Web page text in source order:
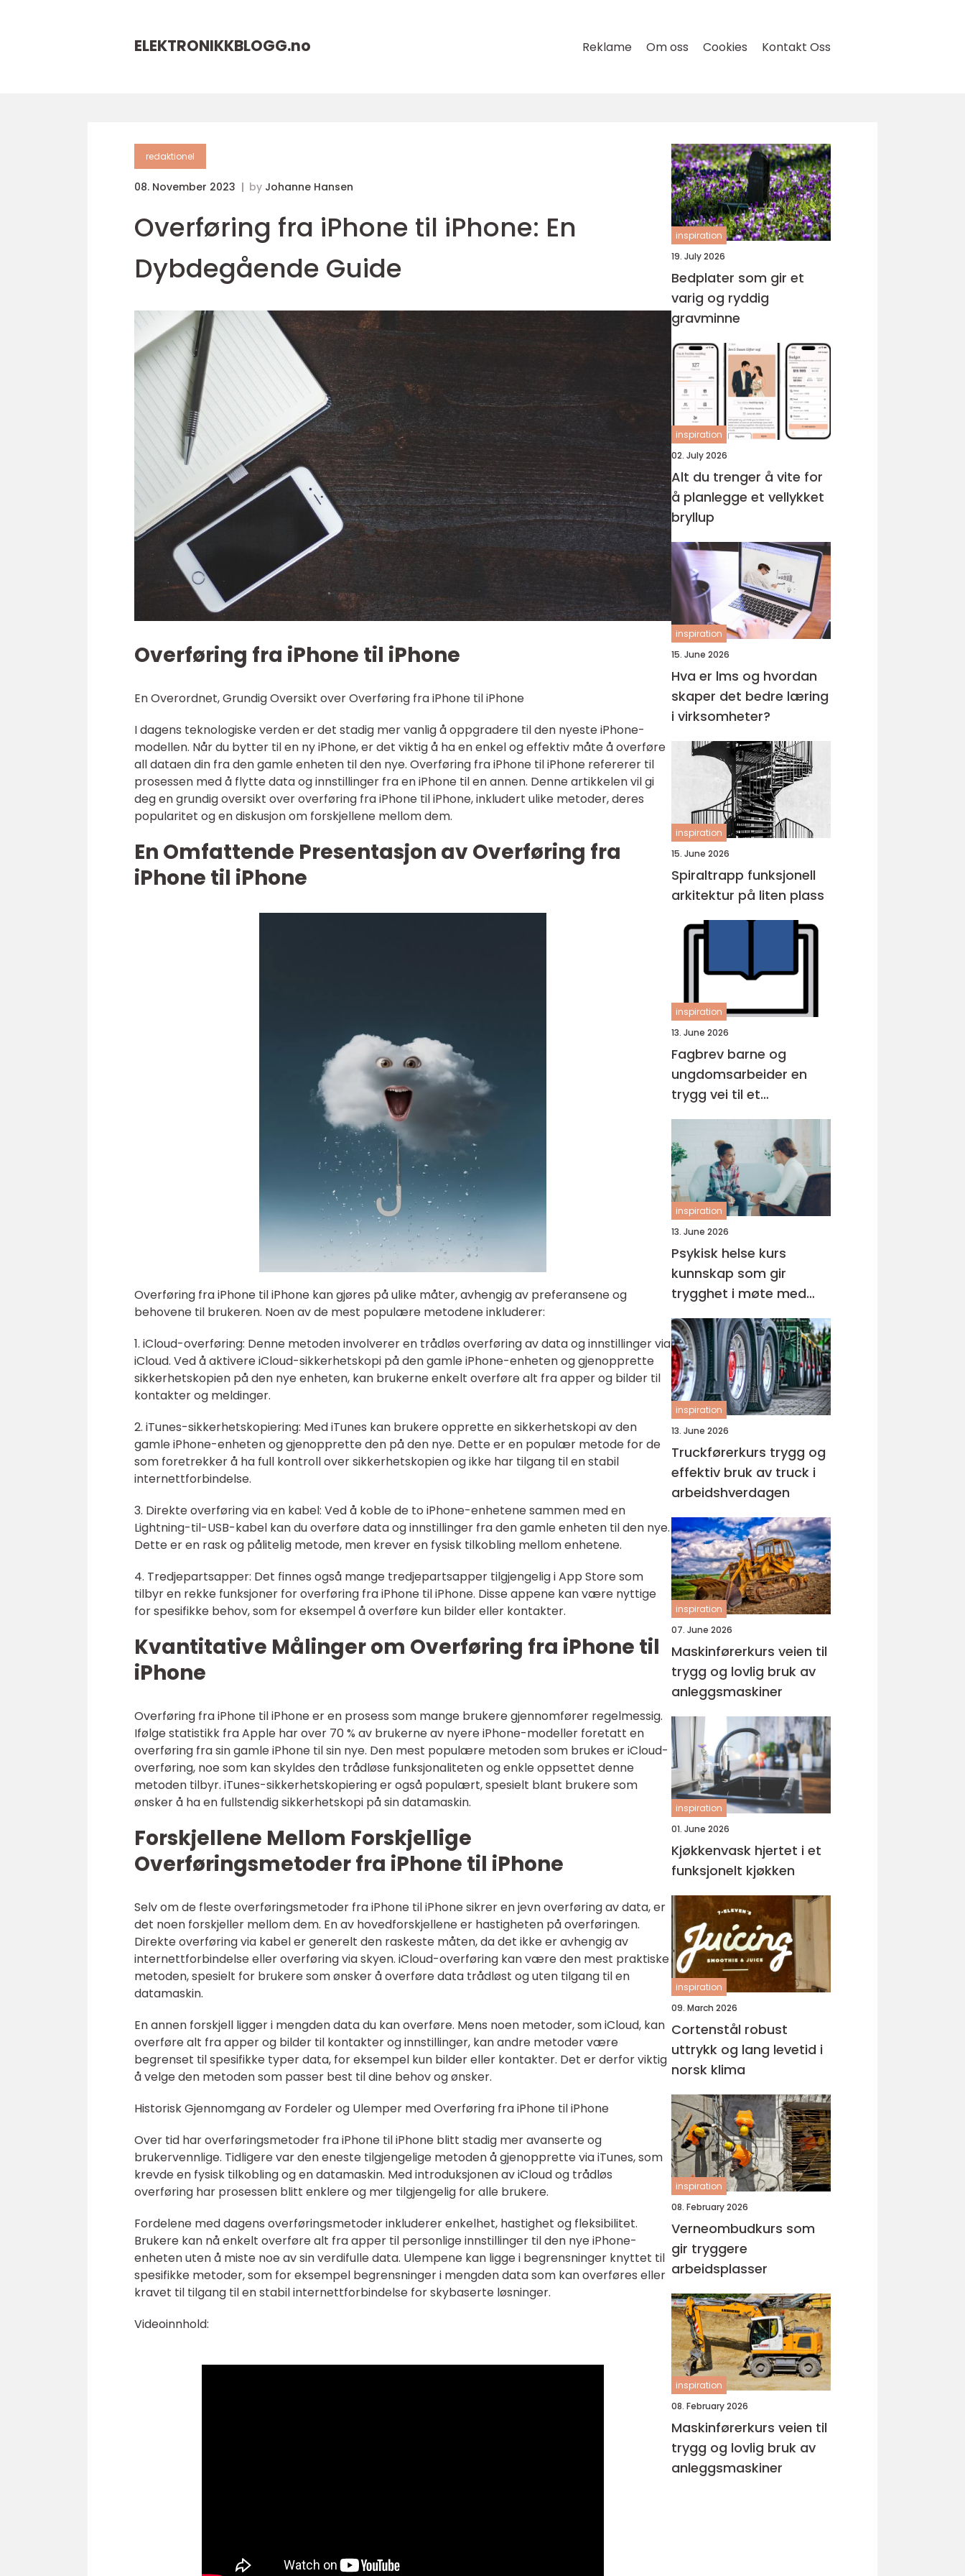
ELEKTRONIKKBLOGG.no Reklame Om oss Cookies Kontakt Oss
redaktionel
08. November 2023 by Johanne Hansen
Overføring fra iPhone til iPhone: En
Dybdegående Guide
Overføring fra iPhone til iPhone
En Overordnet, Grundig Oversikt over Overføring fra iPhone til iPhone
I dagens teknologiske verden er det stadig mer vanlig å oppgradere til den nyeste iPhone-
modellen. Når du bytter til en ny iPhone, er det viktig å ha en enkel og effektiv måte å overføre
all dataen din fra den gamle enheten til den nye. Overføring fra iPhone til iPhone refererer til
prosessen med å flytte data og innstillinger fra en iPhone til en annen. Denne artikkelen vil gi
deg en grundig oversikt over overføring fra iPhone til iPhone, inkludert ulike metoder, deres
popularitet og en diskusjon om forskjellene mellom dem.
En Omfattende Presentasjon av Overføring fra
iPhone til iPhone
Overføring fra iPhone til iPhone kan gjøres på ulike måter, avhengig av preferansene og
behovene til brukeren. Noen av de mest populære metodene inkluderer:
1. iCloud-overføring: Denne metoden involverer en trådløs overføring av data og innstillinger via
iCloud. Ved å aktivere iCloud-sikkerhetskopi på den gamle iPhone-enheten og gjenopprette
sikkerhetskopien på den nye enheten, kan brukerne enkelt overføre alt fra apper og bilder til
kontakter og meldinger.
2. iTunes-sikkerhetskopiering: Med iTunes kan brukere opprette en sikkerhetskopi av den
gamle iPhone-enheten og gjenopprette den på den nye. Dette er en populær metode for de
som foretrekker å ha full kontroll over sikkerhetskopien og ikke har tilgang til en stabil
internettforbindelse.
3. Direkte overføring via en kabel: Ved å koble de to iPhone-enhetene sammen med en
Lightning-til-USB-kabel kan du overføre data og innstillinger fra den gamle enheten til den nye.
Dette er en rask og pålitelig metode, men krever en fysisk tilkobling mellom enhetene.
4. Tredjepartsapper: Det finnes også mange tredjepartsapper tilgjengelig i App Store som
tilbyr en rekke funksjoner for overføring fra iPhone til iPhone. Disse appene kan være nyttige
for spesifikke behov, som for eksempel å overføre kun bilder eller kontakter.
Kvantitative Målinger om Overføring fra iPhone til
iPhone
Overføring fra iPhone til iPhone er en prosess som mange brukere gjennomfører regelmessig.
Ifølge statistikk fra Apple har over 70 % av brukerne av nyere iPhone-modeller foretatt en
overføring fra sin gamle iPhone til sin nye. Den mest populære metoden som brukes er iCloud-
overføring, noe som kan skyldes den trådløse funksjonaliteten og enkle oppsettet denne
metoden tilbyr. iTunes-sikkerhetskopiering er også populært, spesielt blant brukere som
ønsker å ha en fullstendig sikkerhetskopi på sin datamaskin.
Forskjellene Mellom Forskjellige
Overføringsmetoder fra iPhone til iPhone
Selv om de fleste overføringsmetoder fra iPhone til iPhone sikrer en jevn overføring av data, er
det noen forskjeller mellom dem. En av hovedforskjellene er hastigheten på overføringen.
Direkte overføring via kabel er generelt den raskeste måten, da det ikke er avhengig av
internettforbindelse eller overføring via skyen. iCloud-overføring kan være den mest praktiske
metoden, spesielt for brukere som ønsker å overføre data trådløst og uten tilgang til en
datamaskin.
En annen forskjell ligger i mengden data du kan overføre. Mens noen metoder, som iCloud, kan
overføre alt fra apper og bilder til kontakter og innstillinger, kan andre metoder være
begrenset til spesifikke typer data, for eksempel kun bilder eller kontakter. Det er derfor viktig
å velge den metoden som passer best til dine behov og ønsker.
Historisk Gjennomgang av Fordeler og Ulemper med Overføring fra iPhone til iPhone
Over tid har overføringsmetoder fra iPhone til iPhone blitt stadig mer avanserte og
brukervennlige. Tidligere var den eneste tilgjengelige metoden å gjenopprette via iTunes, som
krevde en fysisk tilkobling og en datamaskin. Med introduksjonen av iCloud og trådløs
overføring har prosessen blitt enklere og mer tilgjengelig for alle brukere.
Fordelene med dagens overføringsmetoder inkluderer enkelhet, hastighet og fleksibilitet.
Brukere kan nå enkelt overføre alt fra apper til personlige innstillinger til den nye iPhone-
enheten uten å miste noe av sin verdifulle data. Ulempene kan ligge i begrensninger knyttet til
spesifikke metoder, som for eksempel begrensninger i mengden data som kan overføres eller
kravet til tilgang til en stabil internettforbindelse for skybaserte løsninger.
Videoinnhold:
inspiration
19. July 2026
Bedplater som gir et
varig og ryddig
gravminne
inspiration
02. July 2026
Alt du trenger å vite for
å planlegge et vellykket
bryllup
inspiration
15. June 2026
Hva er lms og hvordan
skaper det bedre læring
i virksomheter?
inspiration
15. June 2026
Spiraltrapp funksjonell
arkitektur på liten plass
inspiration
13. June 2026
Fagbrev barne og
ungdomsarbeider en
trygg vei til et
meningsfullt yrke
inspiration
13. June 2026
Psykisk helse kurs
kunnskap som gir
trygghet i møte med
barn og unge
inspiration
13. June 2026
Truckførerkurs trygg og
effektiv bruk av truck i
arbeidshverdagen
inspiration
07. June 2026
Maskinførerkurs veien til
trygg og lovlig bruk av
anleggsmaskiner
inspiration
01. June 2026
Kjøkkenvask hjertet i et
funksjonelt kjøkken
inspiration
09. March 2026
Cortenstål robust
uttrykk og lang levetid i
norsk klima
inspiration
08. February 2026
Verneombudkurs som
gir tryggere
arbeidsplasser
inspiration
08. February 2026
Maskinførerkurs veien til
trygg og lovlig bruk av
anleggsmaskiner